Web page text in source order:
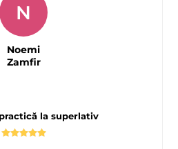
la superlativ
N
Noemi
Zamfir